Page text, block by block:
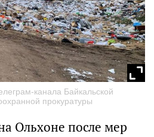
канала Байкальской
прокуратуры
Ольхоне после мер